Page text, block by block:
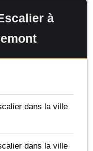
à
dans la ville
dans la ville